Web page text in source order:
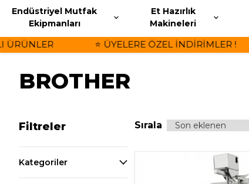
Endüstriyel Mutfak
Ekipmanları
Et Hazırlık
Makineleri
⭐ ÜYELERE ÖZEL İNDİRİMLER !
BROTHER
Filtreler
Kategoriler
Sırala